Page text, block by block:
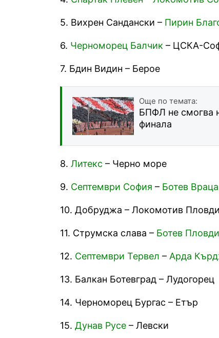
5. Вихрен Сандански – Пирин
6. Черноморец Балчик – ЦСКА-
7. Бдин Видин – Берое
Още по темата:
БПФЛ не смогва
финала
8. Литекс – Черно море
9. Септември София – Ботев Враца
10. Добруджа – Локомотив
11. Струмска слава – Ботев
12. Септември Тервел – Арда
13. Балкан Ботевград – Лудогорец
14. Черноморец Бургас – Етър
15. Дунав Русе – Левски